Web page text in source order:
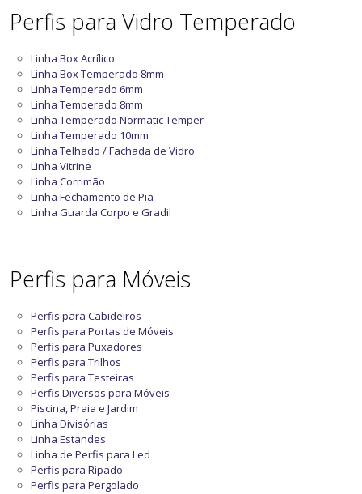
Perfis para Vidro Temperado
Linha Box Acrílico
Linha Box Temperado 8mm
Linha Temperado 6mm
Linha Temperado 8mm
Linha Temperado Normatic Temper
Linha Temperado 10mm
Linha Telhado / Fachada de Vidro
Linha Vitrine
Linha Corrimão
Linha Fechamento de Pia
Linha Guarda Corpo e Gradil
Perfis para Móveis
Perfis para Cabideiros
Perfis para Portas de Móveis
Perfis para Puxadores
Perfis para Trilhos
Perfis para Testeiras
Perfis Diversos para Móveis
Piscina, Praia e Jardim
Linha Divisórias
Linha Estandes
Linha de Perfis para Led
Perfis para Ripado
Perfis para Pergolado